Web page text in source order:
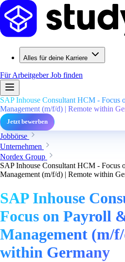
Alles für deine Karriere
Für ArbeitgeberJob finden
SAP Inhouse Consultant HCM - Focus
Management (m/f/d) | Remote within
Jetzt bewerben
Jobbörse
Unternehmen
Nordex Group
SAP Inhouse Consultant HCM - Focus
Management (m/f/d) | Remote within
SAP Inhouse
Focus on Payroll
Management (m/
within Germany